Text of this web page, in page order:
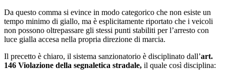
Da questo comma si evince in modo categorico che non esiste un
tempo minimo di giallo, ma è esplicitamente riportato che i veicoli
non possono oltrepassare gli stessi punti stabiliti per l’arresto con
luce gialla accesa nella propria direzione di marcia.
Il precetto è chiaro, il sistema sanzionatorio è disciplinato dall’art.
146 Violazione della segnaletica stradale, il quale così disciplina: